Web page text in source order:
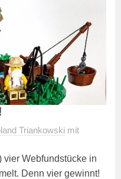
Triankowski mit
vier Webfundstücke in
Denn vier gewinnt!